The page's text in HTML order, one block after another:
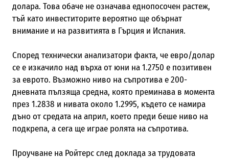
долара. Това обаче не означава еднопосочен растеж,
тъй като инвеститорите вероятно ще обърнат
внимание и на развитията в Гърция и Испания.
Според технически анализатори факта, че евро/долар
се е изкачило над върха от юни на 1.2750 е позитивен
за еврото. Възможно ниво на съпротива е 200-
дневната пълзяща средна, която преминава в момента
през 1.2838 и нивата около 1.2995, където се намира
дъно от средата на април, което преди беше ниво на
подкрепа, а сега ще играе ролята на съпротива.
Проучване на Ройтерс след доклада за трудовата